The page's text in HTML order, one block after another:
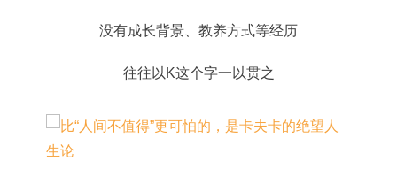
没有成长背景、教养方式等经历
往往以K这个字一以贯之